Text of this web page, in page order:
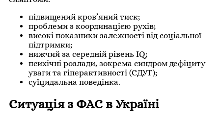
підвищений кров’яний тиск;
проблеми з координацією рухів;
високі показники залежності від соціальної
підтримки;
нижчий за середній рівень IQ;
психічні розлади, зокрема синдром дефіциту
уваги та гіперактивності (СДУГ);
суїцидальна поведінка.
Ситуація з ФАС в Україні